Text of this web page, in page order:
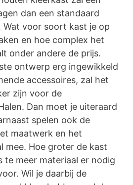
dan een standaard
Wat voor soort kast je op
en hoe complex het
onder andere de prijs.
ontwerp erg ingewikkeld
accessoires, zal het
zijn voor de
Dan moet je uiteraard
spelen ook de
maatwerk en het
mee. Hoe groter de kast
te meer materiaal er nodig
Wil je daarbij de